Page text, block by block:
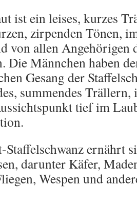
ist ein leises, kurzes
zirpenden Tönen,
von allen Angehörigen
Die Männchen haben
Gesang der
summendes
tief im
ernährt
darunter Käfer,
Wespen und